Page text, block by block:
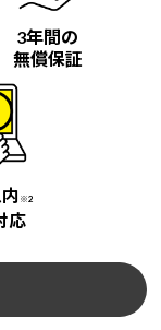
3年間の
無償保証
※2
応